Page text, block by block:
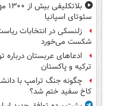
سئوتای اسپانیا
زلنسکی در انتخابات
شکست می‌خورد
ادعاهای عربستان درباره
ترکیه و پاکستان
چگونه جنگ ترامپ با
کاخ سفید ختم شد؟